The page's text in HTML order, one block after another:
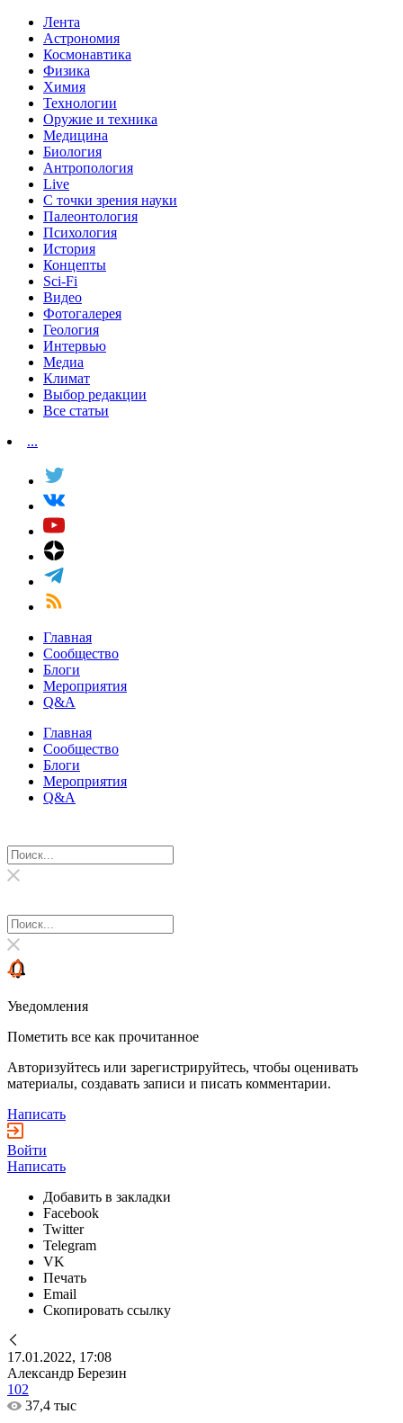
Лента
Астрономия
Космонавтика
Физика
Химия
Технологии
Оружие и техника
Медицина
Биология
Антропология
Live
С точки зрения науки
Палеонтология
Психология
История
Концепты
Sci-Fi
Видео
Фотогалерея
Геология
Интервью
Медиа
Климат
Выбор редакции
Все статьи
...
Главная
Сообщество
Блоги
Мероприятия
Q&A
Главная
Сообщество
Блоги
Мероприятия
Q&A
Уведомления
Пометить все как прочитанное
Авторизуйтесь или зарегистрируйтесь, чтобы оценивать
материалы, создавать записи и писать комментарии.
Написать
Войти
Написать
Добавить в закладки
Facebook
Twitter
Telegram
VK
Печать
Email
Скопировать ссылку
17.01.2022, 17:08
Александр Березин
102
37,4 тыс